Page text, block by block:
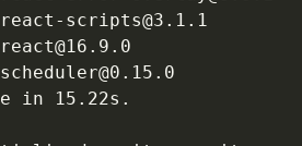
react-scripts@3.1.1
react@16.9.0
scheduler@0.15.0